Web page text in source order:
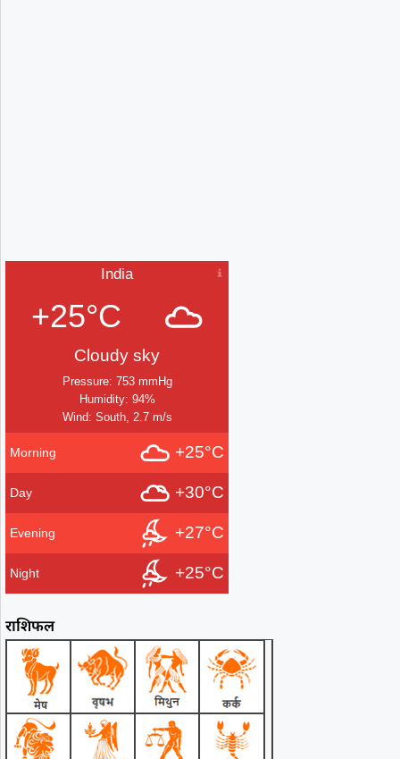
India
+25°C
Cloudy sky
Pressure: 753 mmHg
Humidity: 94%
Wind: South, 2.7 m/s
Morning +25°C
Day +30°C
Evening +27°C
Night +25°C
राशिफल